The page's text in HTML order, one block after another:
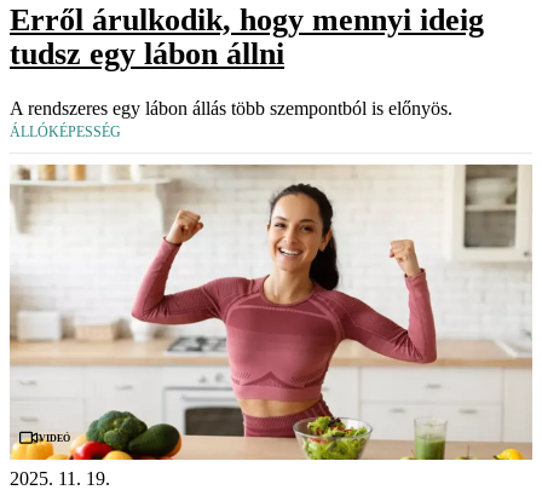
Erről árulkodik, hogy mennyi ideig
tudsz egy lábon állni
A rendszeres egy lábon állás több szempontból is előnyös.
ÁLLÓKÉPESSÉG
Videó
2025. 11. 19.